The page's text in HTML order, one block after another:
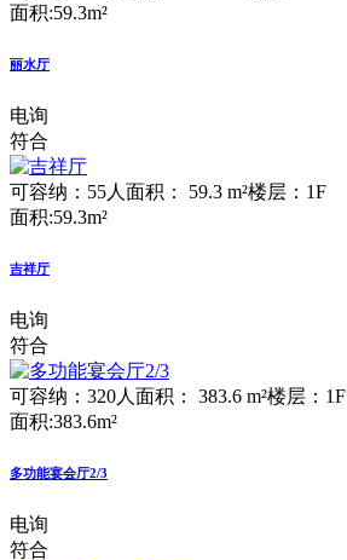
面积:59.3m²
丽水厅
电询
符合
可容纳：55人 面积： 59.3 m²楼层：1F
面积:59.3m²
吉祥厅
电询
符合
可容纳：320人 面积： 383.6 m²楼层：1F
面积:383.6m²
多功能宴会厅2/3
电询
符合